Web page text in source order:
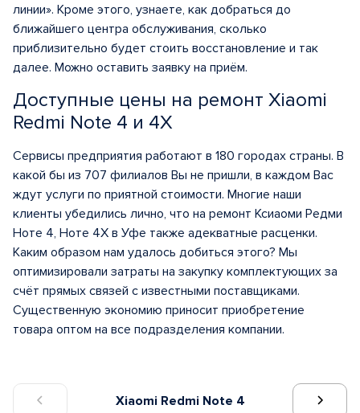
Xiaomi Redmi Note 4
линии». Кроме этого, узнаете, как добраться до
ближайшего центра обслуживания, сколько
приблизительно будет стоить восстановление и так
далее. Можно оставить заявку на приём.
Доступные цены на ремонт Xiaomi
Redmi Note 4 и 4X
Сервисы предприятия работают в 180 городах страны. В
какой бы из 707 филиалов Вы не пришли, в каждом Вас
ждут услуги по приятной стоимости. Многие наши
клиенты убедились лично, что на ремонт Ксиаоми Редми
Ноте 4, Ноте 4Х в Уфе также адекватные расценки.
Каким образом нам удалось добиться этого? Мы
оптимизировали затраты на закупку комплектующих за
счёт прямых связей с известными поставщиками.
Существенную экономию приносит приобретение
товара оптом на все подразделения компании.